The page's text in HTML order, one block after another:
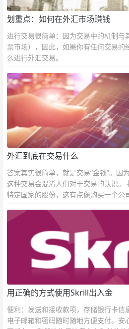
划重点：如何在外汇市场赚钱
进行交易很简单：因为交易中的机制与
票市场），因此，如果你有任何交易的
么进行外汇交易。
外汇到底在交易什么
答案其实很简单，就是交易“金钱”。因
这种交易会混淆人们对于交易的认识。
特定国家的股份，这有点像购买一个公
用正确的方式使用Skrill出入金
便利：发送和接收款项，存储银行卡信
电子邮箱和密码随时随地方便支付。安